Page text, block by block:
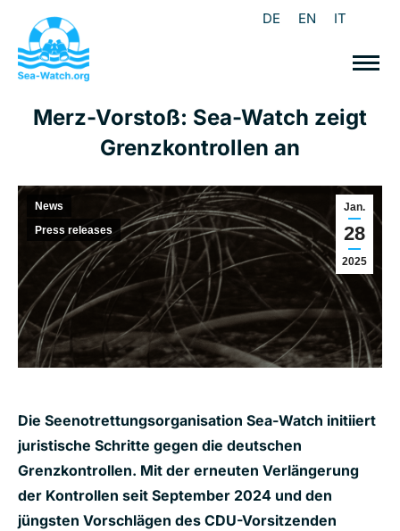
DE EN IT
Merz-Vorstoß: Sea-Watch zeigt
Grenzkontrollen an
Jan.
28
2025
News
Press releases
Die Seenotrettungsorganisation Sea-Watch initiiert
juristische Schritte gegen die deutschen
Grenzkontrollen. Mit der erneuten Verlängerung
der Kontrollen seit September 2024 und den
jüngsten Vorschlägen des CDU-Vorsitzenden